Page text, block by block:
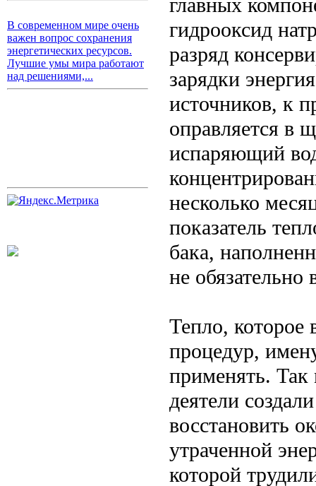
В современном мире очень
важен вопрос сохранения
энергетических ресурсов.
Лучшие умы мира работают
над решениями,...
главных
гидрооксид
разряд
зарядки
источников, к
оправляется в
испаряющий
несколько
показатель
бака,
не обязательно
Тепло,
процедур,
применять. Так
деятели
восстановить
утраченной
которой